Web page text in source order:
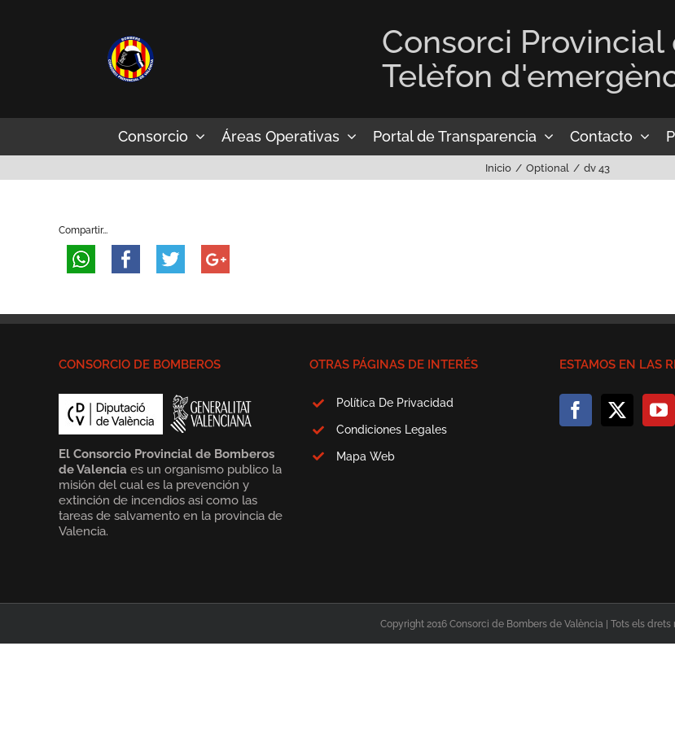
Consorci
Telèfon
Consorcio Áreas Operativas Portal de Transparencia Contacto
Inicio Optional dv 43
Compartir...
CONSORCIO DE BOMBEROS
El Consorcio Provincial de Bomberos
de Valencia es un organismo publico la
misión del cual es la prevención y
extinción de incendios asi como las
tareas de salvamento en la provincia de
Valencia.
OTRAS PÁGINAS DE INTERÉS
Política De Privacidad
Condiciones Legales
Mapa Web
ESTAMOS EN LAS
Copyright 2016 Consorci de Bombers de València | Tots els drets